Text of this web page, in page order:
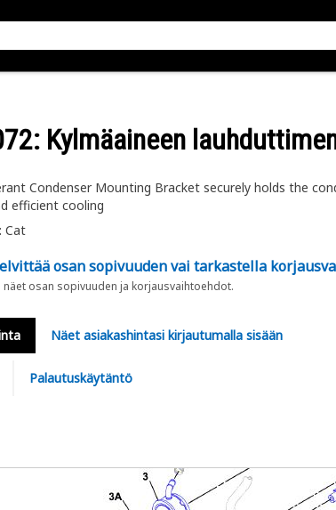
: Kylmäaineen
Condenser Mounting Bracket securely holds the
efficient cooling
Cat
osan sopivuuden vai tarkastella
näet osan sopivuuden ja korjausvaihtoehdot.
Näet asiakashintasi kirjautumalla sisään
Palautuskäytäntö